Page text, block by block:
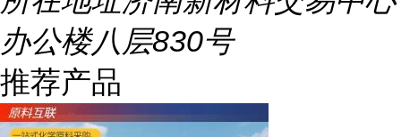
办公楼八层830号
推荐产品